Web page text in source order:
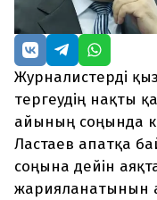
Журналистерді
тергеудің нақты
айының соңында
Ластаев апатқа
соңына дейін
жарияланатынын